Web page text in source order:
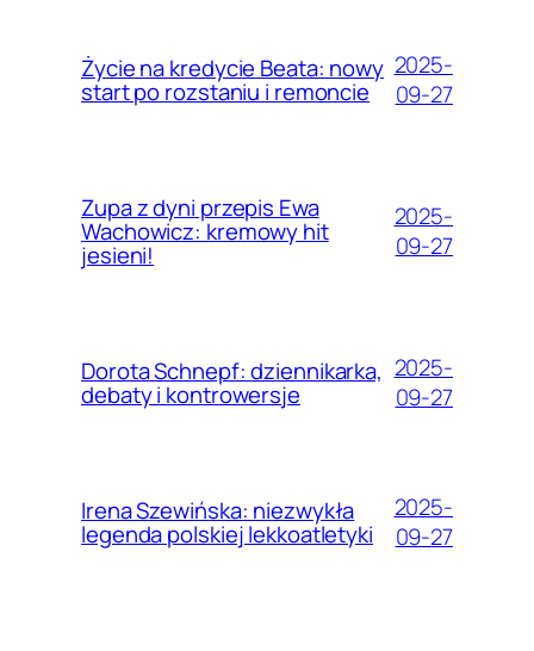
Życie na kredycie Beata: nowy
start po rozstaniu i remoncie
2025-
09-27
Zupa z dyni przepis Ewa
Wachowicz: kremowy hit
jesieni!
2025-
09-27
Dorota Schnepf: dziennikarka,
debaty i kontrowersje
2025-
09-27
Irena Szewińska: niezwykła
legenda polskiej lekkoatletyki
2025-
09-27